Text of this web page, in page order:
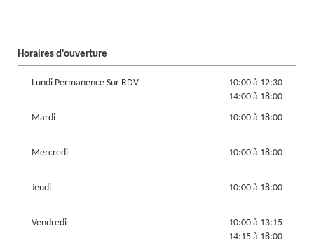
Horaires d'ouverture
Lundi Permanence Sur RDV
10:00 à 12:30
14:00 à 18:00
Mardi
10:00 à 18:00
Mercredi 10:00 à 18:00
Jeudi 10:00 à 18:00
Vendredi
10:00 à 13:15
14:15 à 18:00